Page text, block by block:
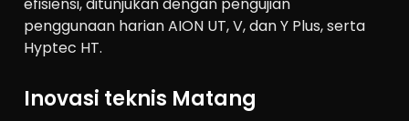
efisiensi, ditunjukan dengan pengujian
penggunaan harian AION UT, V, dan Y Plus, serta
Hyptec HT.
Inovasi teknis Matang